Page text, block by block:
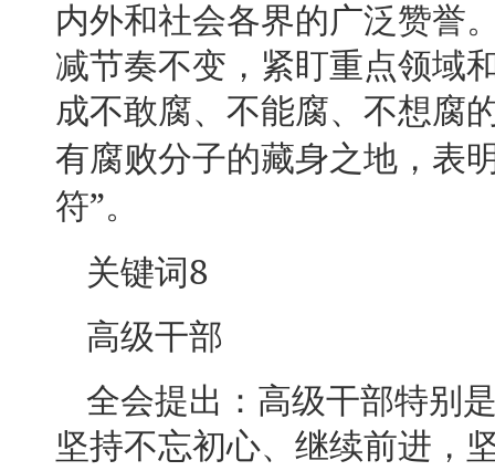
内外和社会各界的广泛赞誉
减节奏不变，紧盯重点领域
成不敢腐、不能腐、不想腐
有腐败分子的藏身之地，表
符”。
关键词8
高级干部
全会提出：高级干部特别
坚持不忘初心、继续前进，